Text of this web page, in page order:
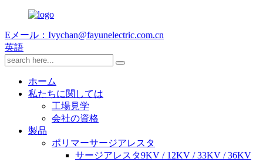
Eメール：Ivychan@fayunelectric.com.cn
英語
ホーム
私たちに関しては
工場見学
会社の資格
製品
ポリマーサージアレスタ
サージアレスタ9KV / 12KV / 33KV / 36KV